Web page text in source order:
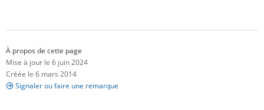
À propos de cette page
Mise à jour le 6 juin 2024
Créée le 6 mars 2014
Signaler ou faire une remarque